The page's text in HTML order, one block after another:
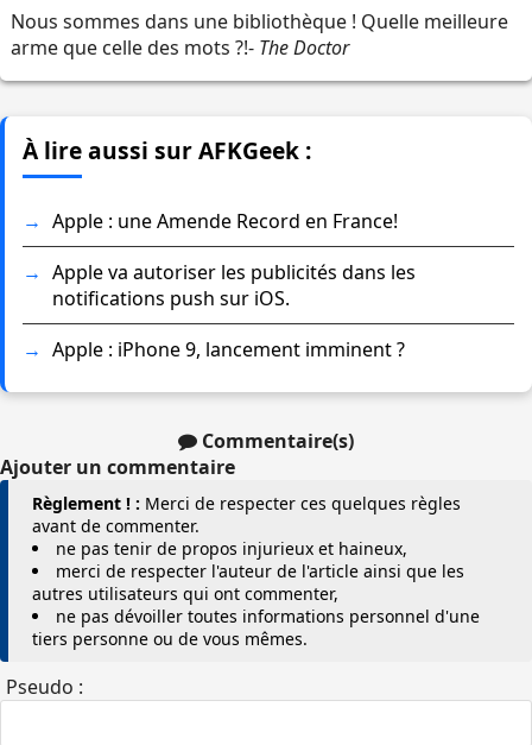
Nous sommes dans une bibliothèque ! Quelle meilleure
arme que celle des mots ?!- The Doctor
À lire aussi sur AFKGeek :
Apple : une Amende Record en France!
Apple va autoriser les publicités dans les
notifications push sur iOS.
Apple : iPhone 9, lancement imminent ?
Commentaire(s)
Ajouter un commentaire
Règlement ! : Merci de respecter ces quelques règles
avant de commenter.
ne pas tenir de propos injurieux et haineux,
merci de respecter l'auteur de l'article ainsi que les
autres utilisateurs qui ont commenter,
ne pas dévoiller toutes informations personnel d'une
tiers personne ou de vous mêmes.
Pseudo :